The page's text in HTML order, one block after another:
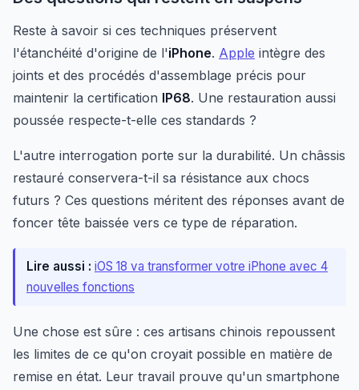
Reste à savoir si ces techniques préservent
l'étanchéité d'origine de l'iPhone. Apple intègre des
joints et des procédés d'assemblage précis pour
maintenir la certification IP68. Une restauration aussi
poussée respecte-t-elle ces standards ?
L'autre interrogation porte sur la durabilité. Un châssis
restauré conservera-t-il sa résistance aux chocs
futurs ? Ces questions méritent des réponses avant de
foncer tête baissée vers ce type de réparation.
Lire aussi : iOS 18 va transformer votre iPhone avec 4
nouvelles fonctions
Une chose est sûre : ces artisans chinois repoussent
les limites de ce qu'on croyait possible en matière de
remise en état. Leur travail prouve qu'un smartphone